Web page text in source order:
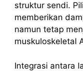
struktur sendi.
memberikan
namun tetap
muskuloskeletal
Integrasi antara